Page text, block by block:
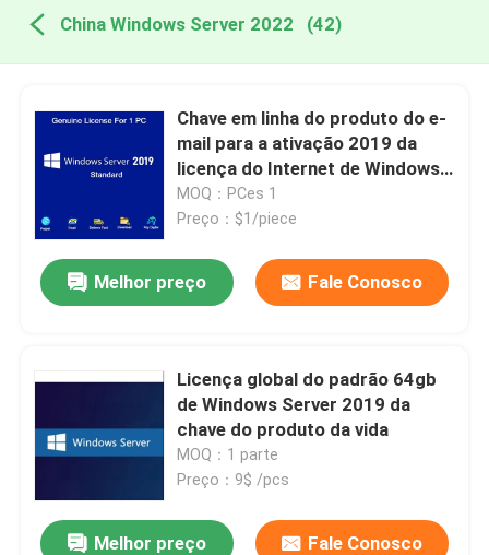
China Windows Server 2022 (42)
Chave em linha do produto do e-
mail para a ativação 2019 da
licença do Internet de Windows
Server
MOQ：PCes 1
Preço：$1/piece
Melhor preço Fale Conosco
Licença global do padrão 64gb
de Windows Server 2019 da
chave do produto da vida
MOQ：1 parte
Preço：9$ /pcs
Melhor preço Fale Conosco